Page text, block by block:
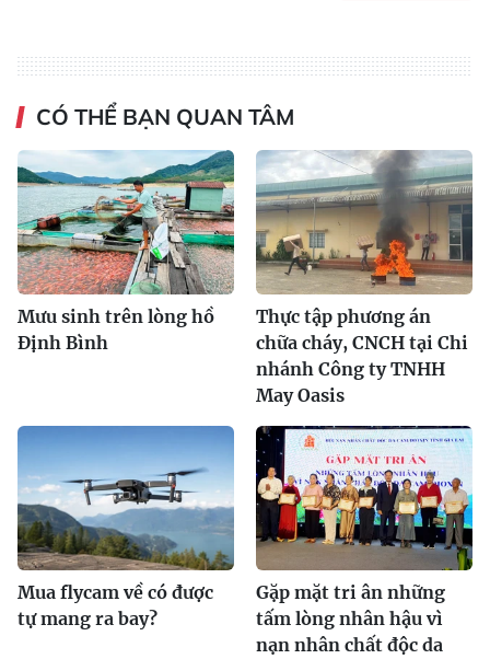
CÓ THỂ BẠN QUAN TÂM
Mưu sinh trên lòng hồ
Định Bình
Thực tập phương án
chữa cháy, CNCH tại Chi
nhánh Công ty TNHH
May Oasis
Mua flycam về có được
tự mang ra bay?
Gặp mặt tri ân những
tấm lòng nhân hậu vì
nạn nhân chất độc da